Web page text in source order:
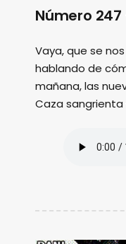
Número 247
Vaya, que se
hablando de
mañana, las
Caza sangrienta